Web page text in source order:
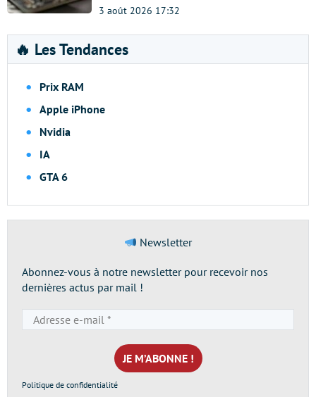
3 août 2026 17:32
🔥 Les Tendances
Prix RAM
Apple iPhone
Nvidia
IA
GTA 6
Newsletter
Abonnez-vous à notre newsletter pour recevoir nos
dernières actus par mail !
e-
mail
*
Politique de confidentialité